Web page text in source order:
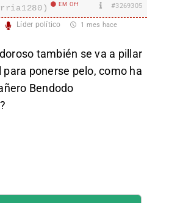
EM Off #3269305
Líder político 1 mes hace
también se va a pillar
para ponerse pelo, como ha
Bendodo